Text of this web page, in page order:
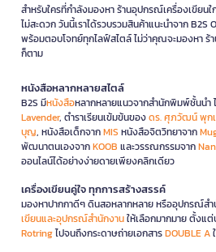
สำหรับใครที่กำลังมองหา ร้านอุปกรณ์เครื่องเขียน
ไม่สะดวก วันนี้เราได้รวบรวมสินค้าแนะนำจาก
พร้อมตอบโจทย์ทุกไลฟ์สไตล์ ไม่ว่าคุณจะมองหา ร้
ก็ตาม
หนังสือหลากหลายสไตล์
B2S มีหนังสือหลากหลายแนวจากสำนักพิมพ์ชั้นนำ
Lavender, ตำราเรียนเข้มข้นของดร. ศุภวัฒน์ พุก
บุญ, หนังสือเด็กจากMIS หนังสือจิตวิทยาจาก
พัฒนาตนเองจากKOOB และวรรณกรรมจาก
ออนไลน์ได้อย่างง่ายดายเพียงคลิกเดียว
เครื่องเขียนคู่ใจ ทุกการสร้างสรรค์
มองหาปากกาดีๆ ดินสอหลากหลาย หรืออุปกรณ์สำ
เขียนและอุปกรณ์สำนักงานให้เลือกมากมาย ตั้งแ
Rotringไปจนถึงกระดาษถ่ายเอกสารDOUBLE A